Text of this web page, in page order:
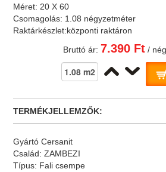
Méret: 20 X 60
Csomagolás: 1.08 négyzetméter
Raktárkészlet:központi raktáron
Bruttó ár: 7.390 Ft/
TERMÉKJELLEMZŐK:
GyártóCersanit
Család:ZAMBEZI
Típus: Fali csempe